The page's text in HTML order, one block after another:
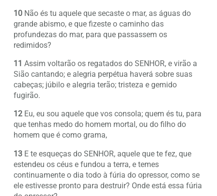
10 Não és tu aquele que secaste o mar, as águas do
grande abismo, e que fizeste o caminho das
profundezas do mar, para que passassem os
redimidos?
11 Assim voltarão os regatados do SENHOR, e virão a
Sião cantando; e alegria perpétua haverá sobre suas
cabeças; júbilo e alegria terão; tristeza e gemido
fugirão.
12 Eu, eu sou aquele que vos consola; quem és tu, para
que tenhas medo do homem mortal, ou do filho do
homem que é como grama,
13 E te esqueças do SENHOR, aquele que te fez, que
estendeu os céus e fundou a terra, e temes
continuamente o dia todo à fúria do opressor, como se
ele estivesse pronto para destruir? Onde está essa fúria